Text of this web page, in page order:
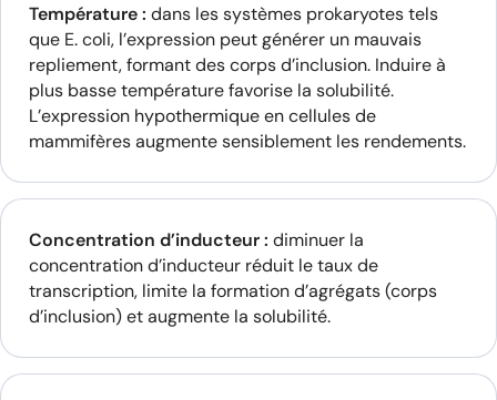
Température : dans les systèmes prokaryotes tels
que E. coli, l’expression peut générer un mauvais
repliement, formant des corps d’inclusion. Induire à
plus basse température favorise la solubilité.
L’expression hypothermique en cellules de
mammifères augmente sensiblement les rendements.
Concentration d’inducteur : diminuer la
concentration d’inducteur réduit le taux de
transcription, limite la formation d’agrégats (corps
d’inclusion) et augmente la solubilité.